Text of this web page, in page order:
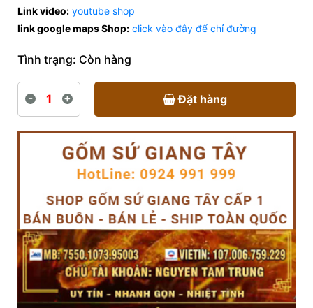
Link video: youtube shop
link google maps Shop: click vào đây để chỉ đường
Tình trạng: Còn hàng
- + Đặt hàng